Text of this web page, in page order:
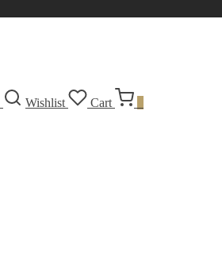
Wishlist Cart